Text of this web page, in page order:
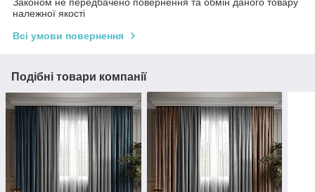
належної якості
Всі умови повернення
Подібні товари компанії